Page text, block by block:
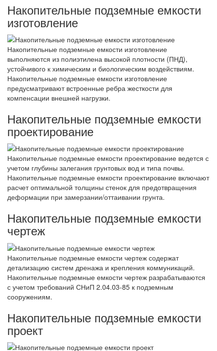
Накопительные подземные емкости
изготовление
Накопительные подземные емкости изготовление
выполняются из полиэтилена высокой плотности (ПНД),
устойчивого к химическим и биологическим воздействиям.
Накопительные подземные емкости изготовление
предусматривают встроенные ребра жесткости для
компенсации внешней нагрузки.
Накопительные подземные емкости
проектирование
Накопительные подземные емкости проектирование ведется с
учетом глубины залегания грунтовых вод и типа почвы.
Накопительные подземные емкости проектирование включают
расчет оптимальной толщины стенок для предотвращения
деформации при замерзании/оттаивании грунта.
Накопительные подземные емкости
чертеж
Накопительные подземные емкости чертеж содержат
детализацию систем дренажа и крепления коммуникаций.
Накопительные подземные емкости чертеж разрабатываются
с учетом требований СНиП 2.04.03-85 к подземным
сооружениям.
Накопительные подземные емкости
проект